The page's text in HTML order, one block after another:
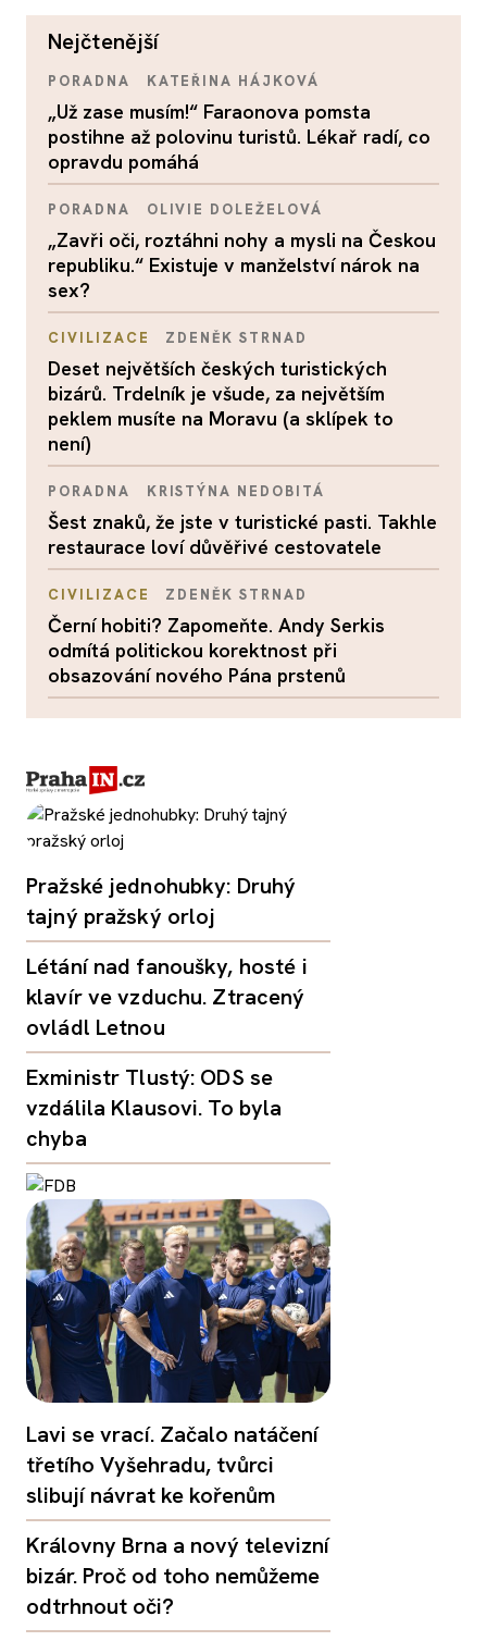
nejčtenější
PORADNA KATEŘINA HÁJKOVÁ
„Už zase musím!“ Faraonova pomsta
postihne až polovinu turistů. Lékař radí, co
opravdu pomáhá
PORADNA OLIVIE DOLEŽELOVÁ
„Zavři oči, roztáhni nohy a mysli na Českou
republiku.“ Existuje v manželství nárok na
sex?
CIVILIZACE ZDENĚK STRNAD
Deset největších českých turistických
bizárů. Trdelník je všude, za největším
peklem musíte na Moravu (a sklípek to
není)
PORADNA KRISTÝNA NEDOBITÁ
Šest znaků, že jste v turistické pasti. Takhle
restaurace loví důvěřivé cestovatele
CIVILIZACE ZDENĚK STRNAD
Černí hobiti? Zapomeňte. Andy Serkis
odmítá politickou korektnost při
obsazování nového Pána prstenů
Pražské jednohubky: Druhý
tajný pražský orloj
Létání nad fanoušky, hosté i
klavír ve vzduchu. Ztracený
ovládl Letnou
Exministr Tlustý: ODS se
vzdálila Klausovi. To byla
chyba
Lavi se vrací. Začalo natáčení
třetího Vyšehradu, tvůrci
slibují návrat ke kořenům
Královny Brna a nový televizní
bizár. Proč od toho nemůžeme
odtrhnout oči?